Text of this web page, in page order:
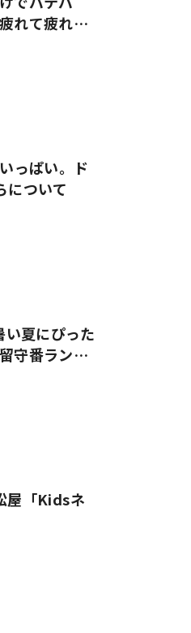
れて疲れ果
っぱい。ド
について
夏にぴった
守番ラン
屋「Kidsネ